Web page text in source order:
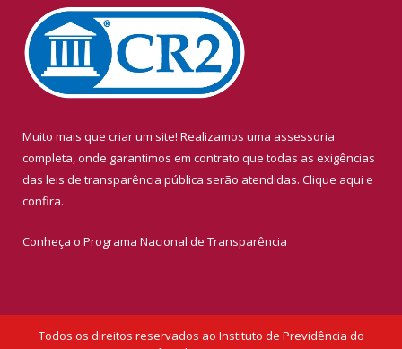
Muito mais que criar um site! Realizamos uma assessoria
completa, onde garantimos em contrato que todas as exigências
das leis de transparência pública serão atendidas. Clique aqui e
confira.
Conheça o Programa Nacional de Transparência
Todos os direitos reservados ao Instituto de Previdência do